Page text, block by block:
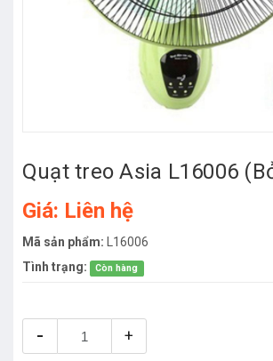
Quạt treo Asia L16006
Giá: Liên hệ
Mã sản phẩm: L16006
Tình trạng:
Còn hàng
- +